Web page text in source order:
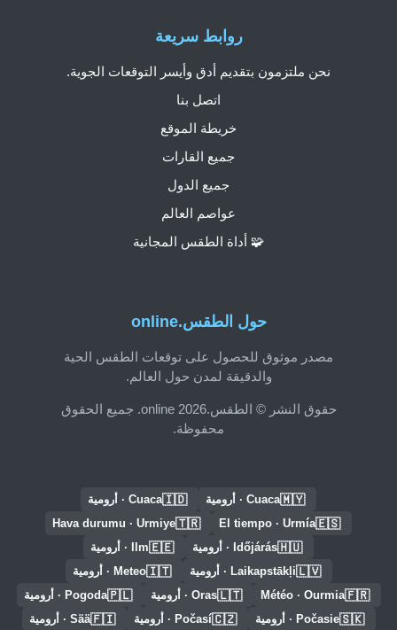
حول الطقس.online
مصدر موثوق للحصول على توقعات الطقس الحية
والدقيقة لمدن حول العالم.
حقوق النشر © الطقس.online 2026. جميع الحقوق
محفوظة.
روابط سريعة
نحن ملتزمون بتقديم أدق وأيسر التوقعات الجوية.
اتصل بنا
خريطة الموقع
جميع القارات
جميع الدول
عواصم العالم
🧩 أداة الطقس المجانية
🇲🇾Cuaca · أرومية 🇮🇩Cuaca · أرومية
🇪🇸
El tiempo · Urmía
🇹🇷
Hava durumu · Urmiye
🇭🇺Időjárás · أرومية 🇪🇪Ilm · أرومية
🇱🇻Laikapstākļi · أرومية 🇮🇹Meteo · أرومية
🇫🇷
Météo · Ourmia
🇱🇹Oras · أرومية 🇵🇱Pogoda · أرومية
🇸🇰Počasie · أرومية 🇨🇿Počasí · أرومية 🇫🇮Sää · أرومية